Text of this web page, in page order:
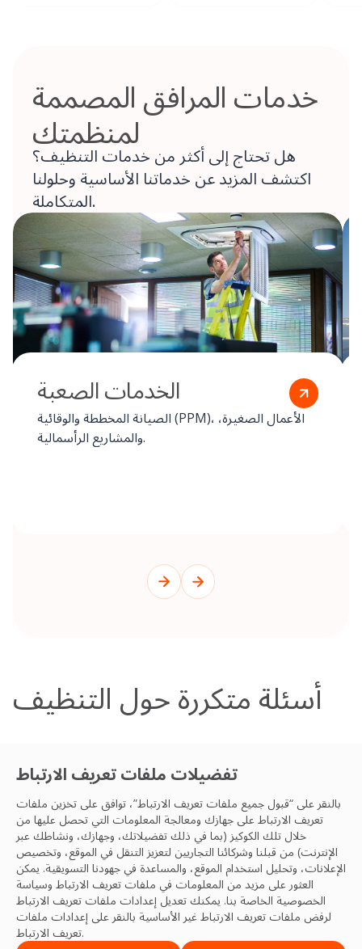
تفضيلات ملفات تعريف الارتباط
بالنقر على “قبول جميع ملفات تعريف الارتباط”، توافق على تخزين ملفات
تعريف الارتباط على جهازك ومعالجة المعلومات التي تحصل عليها من
خلال تلك الكوكيز (بما في ذلك تفضيلاتك، وجهازك، ونشاطك عبر
الإنترنت) من قبلنا وشركائنا التجاريين لتعزيز التنقل في الموقع، وتخصيص
الإعلانات، وتحليل استخدام الموقع، والمساعدة في جهودنا التسويقية. يمكن
العثور على مزيد من المعلومات في ملفات تعريف الارتباط وسياسة
الخصوصية الخاصة بنا. يمكنك تعديل إعدادات ملفات تعريف الارتباط
لرفض ملفات تعريف الارتباط غير الأساسية بالنقر على إعدادات ملفات
تعريف الارتباط.
خدمات المرافق المصممة
لمنظمتك
هل تحتاج إلى أكثر من خدمات التنظيف؟
اكتشف المزيد عن خدماتنا الأساسية وحلولنا
المتكاملة.
الخدمات الصعبة
الصيانة المخططة والوقائية (PPM)، الأعمال الصغيرة،
والمشاريع الرأسمالية.
أسئلة متكررة حول التنظيف
تواصل مع فريق التنظيف
الخاص بك
نحن جاهزون لمساعدتك في تقديم أفضل التجارب
والممارسات والإنتاجية والمرونة، والنتائج. نتطلع للتواصل
معك.